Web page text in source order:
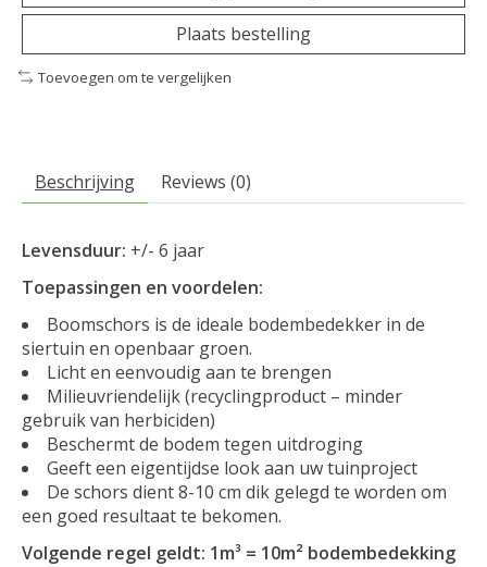
Plaats bestelling
Toevoegen om te vergelijken
Beschrijving Reviews (0)
Levensduur: +/- 6 jaar
Toepassingen en voordelen:
Boomschors is de ideale bodembedekker in de
siertuin en openbaar groen.
Licht en eenvoudig aan te brengen
Milieuvriendelijk (recyclingproduct – minder
gebruik van herbiciden)
Beschermt de bodem tegen uitdroging
Geeft een eigentijdse look aan uw tuinproject
De schors dient 8-10 cm dik gelegd te worden om
een goed resultaat te bekomen.
Volgende regel geldt: 1m³ = 10m² bodembedekking